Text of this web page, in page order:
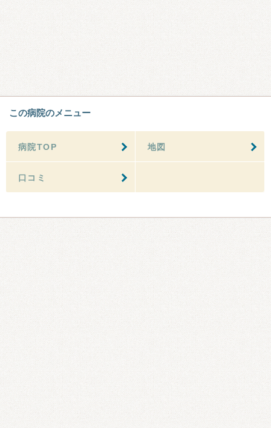
この病院のメニュー
病院TOP 地図
口コミ